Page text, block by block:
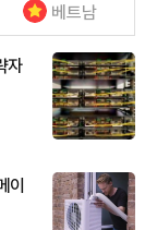
베트남
자
이